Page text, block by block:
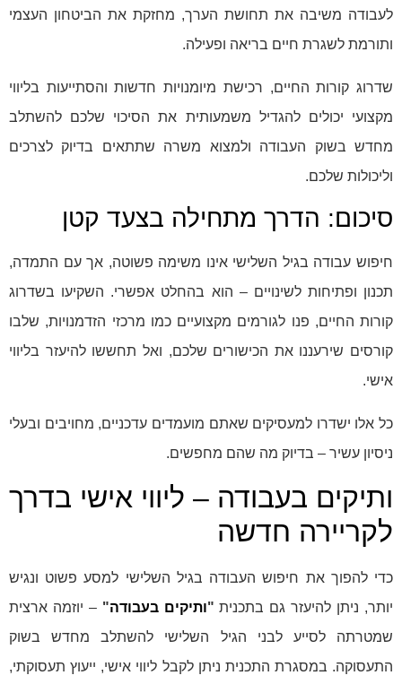
לעבודה משיבה את תחושת הערך, מחזקת את הביטחון העצמי
ותורמת לשגרת חיים בריאה ופעילה.
שדרוג קורות החיים, רכישת מיומנויות חדשות והסתייעות בליווי
מקצועי יכולים להגדיל משמעותית את הסיכוי שלכם להשתלב
מחדש בשוק העבודה ולמצוא משרה שתתאים בדיוק לצרכים
וליכולות שלכם.
סיכום: הדרך מתחילה בצעד קטן
חיפוש עבודה בגיל השלישי אינו משימה פשוטה, אך עם התמדה,
תכנון ופתיחות לשינויים – הוא בהחלט אפשרי. השקיעו בשדרוג
קורות החיים, פנו לגורמים מקצועיים כמו מרכזי הזדמנויות, שלבו
קורסים שירעננו את הכישורים שלכם, ואל תחששו להיעזר בליווי
אישי.
כל אלו ישדרו למעסיקים שאתם מועמדים עדכניים, מחויבים ובעלי
ניסיון עשיר – בדיוק מה שהם מחפשים.
ותיקים בעבודה – ליווי אישי בדרך
לקריירה חדשה
כדי להפוך את חיפוש העבודה בגיל השלישי למסע פשוט ונגיש
יותר, ניתן להיעזר גם בתכנית "ותיקים בעבודה" – יוזמה ארצית
שמטרתה לסייע לבני הגיל השלישי להשתלב מחדש בשוק
התעסוקה. במסגרת התכנית ניתן לקבל ליווי אישי, ייעוץ תעסוקתי,